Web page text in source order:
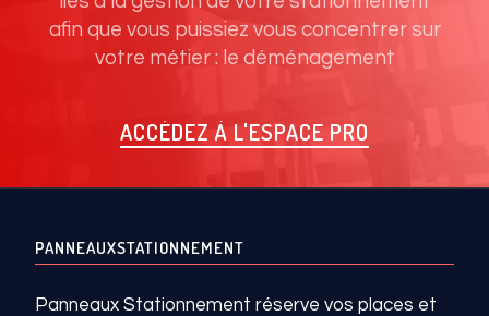
afin que vous puissiez vous concentrer sur
votre métier : le déménagement
ACCÉDEZ À L'ESPACE PRO
PANNEAUXSTATIONNEMENT
Panneaux Stationnement réserve vos places et